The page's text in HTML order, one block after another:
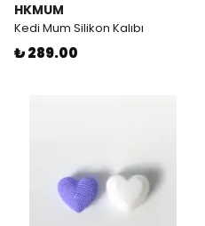
HKMUM
Kedi Mum Silikon Kalıbı
₺ 289.00